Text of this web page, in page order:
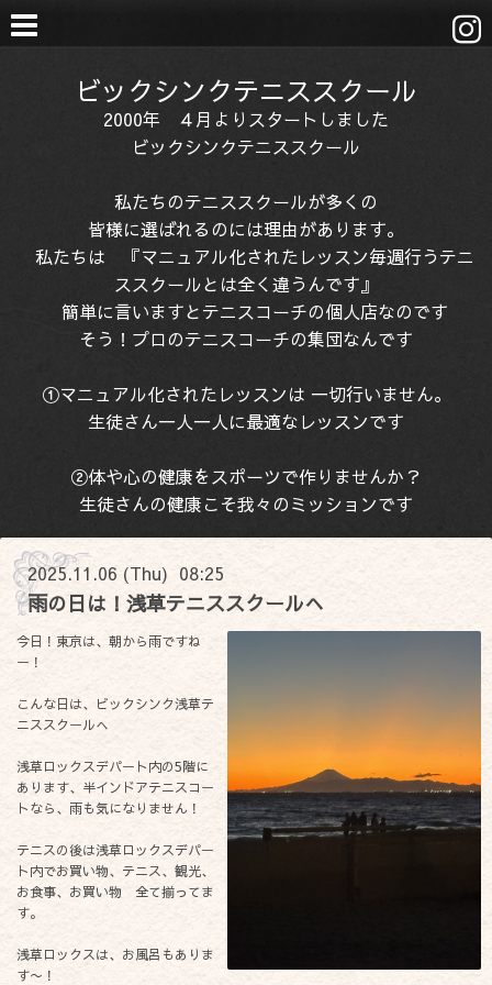
ビックシンクテニススクール
2000年 ４月よりスタートしました
ビックシンクテニススクール
私たちのテニススクールが多くの
皆様に選ばれるのには理由があります。
私たちは 『マニュアル化されたレッスン毎週行うテニ
ススクールとは全く違うんです』
簡単に言いますとテニスコーチの個人店なのです
そう！プロのテニスコーチの集団なんです
①マニュアル化されたレッスンは 一切行いません。
生徒さん一人一人に最適なレッスンです
②体や心の健康をスポーツで作りませんか？
生徒さんの健康こそ我々のミッションです
2025.11.06 (Thu) 08:25
雨の日は！浅草テニススクールへ
今日！東京は、朝から雨ですね
ー！
こんな日は、ビックシンク浅草テ
ニススクールへ
浅草ロックスデパート内の5階に
あります、半インドアテニスコー
トなら、雨も気になりません！
テニスの後は浅草ロックスデパー
ト内でお買い物、テニス、観光、
お食事、お買い物 全て揃ってま
す。
浅草ロックスは、お風呂もありま
す〜！